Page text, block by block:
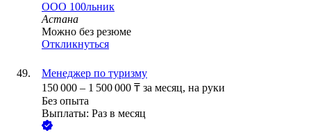
ООО 100льник
Астана
Можно без резюме
Откликнуться
Менеджер по туризму
150 000 – 1 500 000 ₸ за месяц, на руки
Без опыта
Выплаты: Раз в месяц